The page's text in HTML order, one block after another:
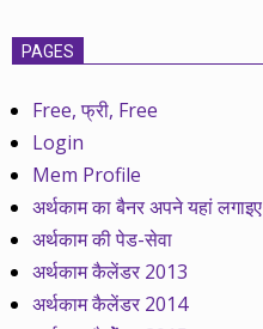
PAGES
Free, फ्री, Free
Login
Mem Profile
अर्थकाम का बैनर अपने यहां लगाइए
अर्थकाम की पेड-सेवा
अर्थकाम कैलेंडर 2013
अर्थकाम कैलेंडर 2014